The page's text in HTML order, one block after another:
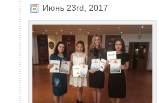
Июнь 23rd, 2017